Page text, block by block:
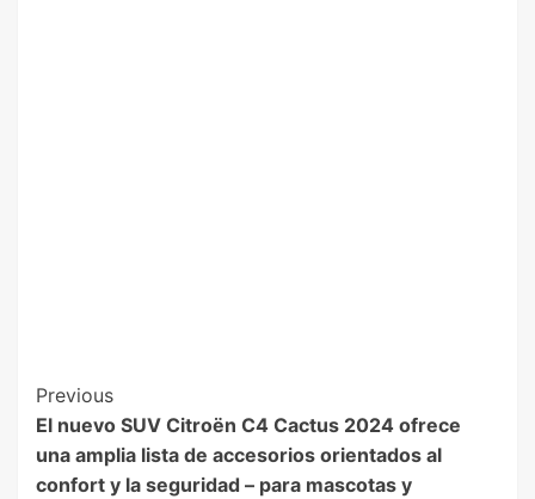
Previous
El nuevo SUV Citroën C4 Cactus 2024 ofrece
una amplia lista de accesorios orientados al
confort y la seguridad – para mascotas y